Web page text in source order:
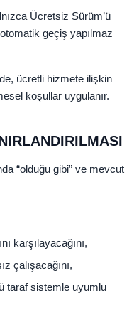
Ücretsiz Sürüm’ü
geçiş yapılmaz
ücretli hizmete ilişkin
koşullar uygulanır.
“olduğu gibi” ve mevcut
karşılayacağını,
çalışacağını,
taraf sistemle uyumlu